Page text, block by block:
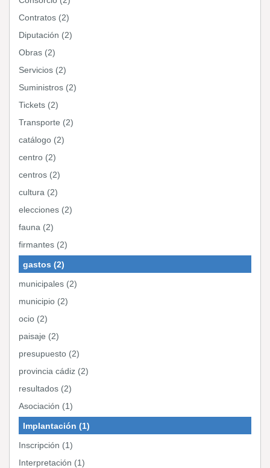
Contratos (2)
Diputación (2)
Obras (2)
Servicios (2)
Suministros (2)
Tickets (2)
Transporte (2)
catálogo (2)
centro (2)
centros (2)
cultura (2)
elecciones (2)
fauna (2)
firmantes (2)
gastos (2)
municipales (2)
municipio (2)
ocio (2)
paisaje (2)
presupuesto (2)
provincia cádiz (2)
resultados (2)
Asociación (1)
Implantación (1)
Inscripción (1)
Interpretación (1)